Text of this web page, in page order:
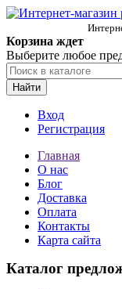
Корзина ждет
Выберите любое
Найти
Вход
Регистрация
Главная
О нас
Блог
Доставка
Оплата
Контакты
Карта сайта
Каталог